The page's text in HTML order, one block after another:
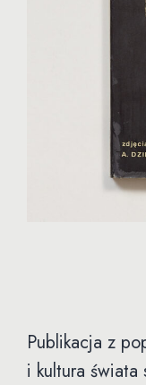
Publikacja z
i kultura